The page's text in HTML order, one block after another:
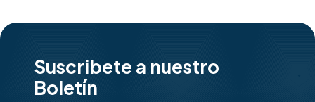
Suscribete a nuestro
Boletín